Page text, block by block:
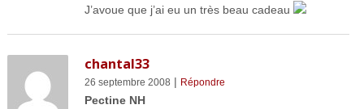
J’avoue que j’ai eu un très beau cadeau
chantal33
26 septembre 2008 | Répondre
Pectine NH